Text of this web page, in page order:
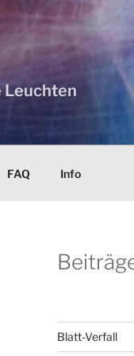
Leuchten
FAQ Info
Blatt-Verfall